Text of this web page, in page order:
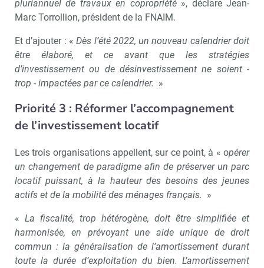
pluriannuel de travaux en copropriété», déclare Jean-
Marc Torrollion, président de la FNAIM.
Et d’ajouter : «Dès l’été 2022, un nouveau calendrier doit
être élaboré, et ce avant que les stratégies
d’investissement ou de désinvestissement ne soient -
trop - impactées par ce calendrier. »
Priorité 3 : Réformer l’accompagnement
de l’investissement locatif
Les trois organisations appellent, sur ce point, à « opérer
un changement de paradigme afin de préserver un parc
locatif puissant, à la hauteur des besoins des jeunes
actifs et de la mobilité des ménages français. »
« La fiscalité, trop hétérogène, doit être simplifiée et
harmonisée, en prévoyant une aide unique de droit
commun : la généralisation de l’amortissement durant
toute la durée d’exploitation du bien. L’amortissement